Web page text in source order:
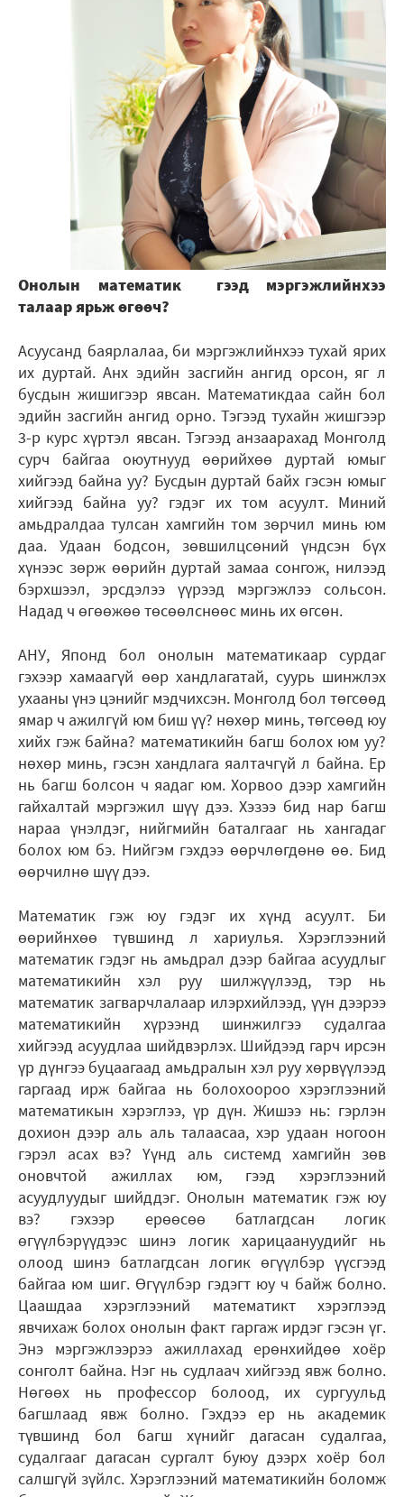
Онолын математик гээд мэргэжлийнхээ
талаар ярьж өгөөч?
Асуусанд баярлалаа, би мэргэжлийнхээ тухай ярих
их дуртай. Анх эдийн засгийн ангид орсон, яг л
бусдын жишигээр явсан. Математикдаа сайн бол
эдийн засгийн ангид орно. Тэгээд тухайн жишгээр
3-р курс хүртэл явсан. Тэгээд анзаарахад Монголд
сурч байгаа оюутнууд өөрийхөө дуртай юмыг
хийгээд байна уу? Бусдын дуртай байх гэсэн юмыг
хийгээд байна уу? гэдэг их том асуулт. Миний
амьдралдаа тулсан хамгийн том зөрчил минь юм
даа. Удаан бодсон, зөвшилцсөний үндсэн бүх
хүнээс зөрж өөрийн дуртай замаа сонгож, нилээд
бэрхшээл, эрсдэлээ үүрээд мэргэжлээ сольсон.
Надад ч өгөөжөө төсөөлснөөс минь их өгсөн.
АНУ, Японд бол онолын математикаар сурдаг
гэхээр хамаагүй өөр хандлагатай, суурь шинжлэх
ухааны үнэ цэнийг мэдчихсэн. Монголд бол төгсөөд
ямар ч ажилгүй юм биш үү? нөхөр минь, төгсөөд юу
хийх гэж байна? математикийн багш болох юм уу?
нөхөр минь, гэсэн хандлага яалтачгүй л байна. Ер
нь багш болсон ч яадаг юм. Хорвоо дээр хамгийн
гайхалтай мэргэжил шүү дээ. Хэзээ бид нар багш
нараа үнэлдэг, нийгмийн баталгааг нь хангадаг
болох юм бэ. Нийгэм гэхдээ өөрчлөгдөнө өө. Бид
өөрчилнө шүү дээ.
Математик гэж юу гэдэг их хүнд асуулт. Би
өөрийнхөө түвшинд л хариулья. Хэрэглээний
математик гэдэг нь амьдрал дээр байгаа асуудлыг
математикийн хэл руу шилжүүлээд, тэр нь
математик загварчлалаар илэрхийлээд, үүн дээрээ
математикийн хүрээнд шинжилгээ судалгаа
хийгээд асуудлаа шийдвэрлэх. Шийдээд гарч ирсэн
үр дүнгээ буцаагаад амьдралын хэл руу хөрвүүлээд
гаргаад ирж байгаа нь болохоороо хэрэглээний
математикын хэрэглээ, үр дүн. Жишээ нь: гэрлэн
дохион дээр аль аль талаасаа, хэр удаан ногоон
гэрэл асах вэ? Үүнд аль системд хамгийн зөв
оновчтой ажиллах юм, гээд хэрэглээний
асуудлуудыг шийддэг. Онолын математик гэж юу
вэ? гэхээр ерөөсөө батлагдсан логик
өгүүлбэрүүдээс шинэ логик харицаануудийг нь
олоод шинэ батлагдсан логик өгүүлбэр үүсгээд
байгаа юм шиг. Өгүүлбэр гэдэгт юу ч байж болно.
Цаашдаа хэрэглээний математикт хэрэглээд
явчихаж болох онолын факт гаргаж ирдэг гэсэн үг.
Энэ мэргэжлээрээ ажиллахад ерөнхийдөө хоёр
сонголт байна. Нэг нь судлаач хийгээд явж болно.
Нөгөөх нь профессор болоод, их сургуульд
багшлаад явж болно. Гэхдээ ер нь академик
түвшинд бол багш хүнийг дагасан судалгаа,
судалгааг дагасан сургалт буюу дээрх хоёр бол
салшгүй зүйлс. Хэрэглээний математикийн боломж